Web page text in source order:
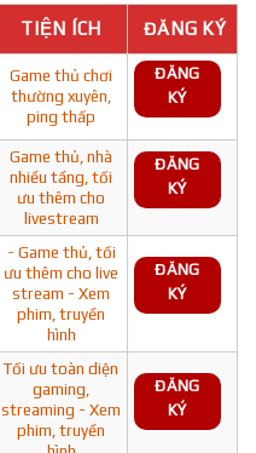
TIỆN ÍCH ĐĂNG KÝ
Game thủ chơi
thường xuyên,
ping thấp
ĐĂNG
KÝ
Game thủ, nhà
nhiều tầng, tối
ưu thêm cho
livestream
ĐĂNG
KÝ
- Game thủ, tối
ưu thêm cho live
stream - Xem
phim, truyền
hình
ĐĂNG
KÝ
Tối ưu toàn diện
gaming,
streaming - Xem
phim, truyền
ĐĂNG
KÝ